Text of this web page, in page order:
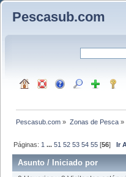
Pescasub.com
Pescasub.com » Zonas de Pesca»
Páginas: 1 ...51 52 53 54 55 [56]Ir
Asunto /Iniciado por